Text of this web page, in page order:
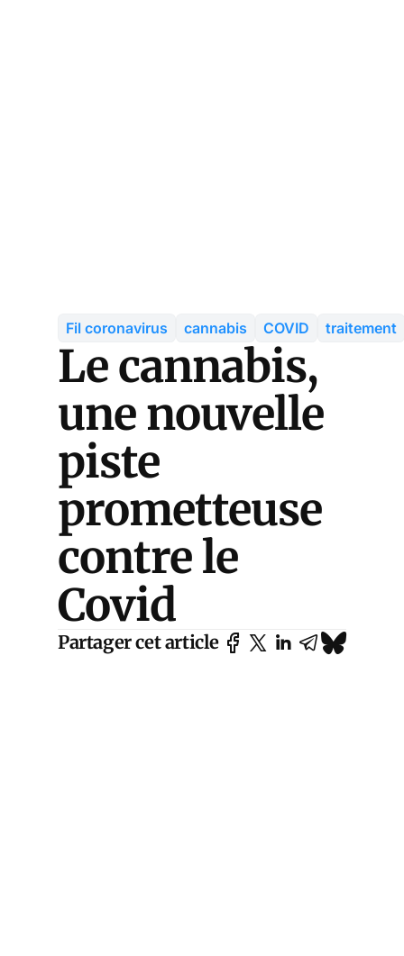
Fil coronavirus cannabis COVID traitement
Le cannabis,
une nouvelle
piste
prometteuse
contre le
Covid
Partager cet article